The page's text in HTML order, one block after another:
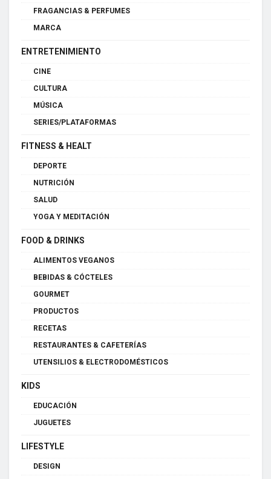
FRAGANCIAS & PERFUMES
MARCA
ENTRETENIMIENTO
CINE
CULTURA
MÚSICA
SERIES/PLATAFORMAS
FITNESS & HEALT
DEPORTE
NUTRICIÓN
SALUD
YOGA Y MEDITACIÓN
FOOD & DRINKS
ALIMENTOS VEGANOS
BEBIDAS & CÓCTELES
GOURMET
PRODUCTOS
RECETAS
RESTAURANTES & CAFETERÍAS
UTENSILIOS & ELECTRODOMÉSTICOS
KIDS
EDUCACIÓN
JUGUETES
LIFESTYLE
DESIGN